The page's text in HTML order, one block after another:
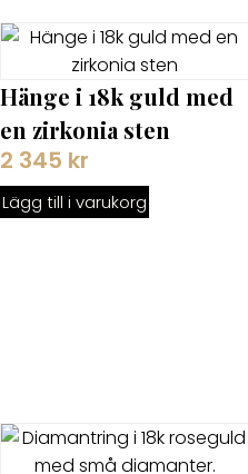
Hänge i 18k guld med
en zirkonia sten
2 345 kr
Lägg till i varukorg